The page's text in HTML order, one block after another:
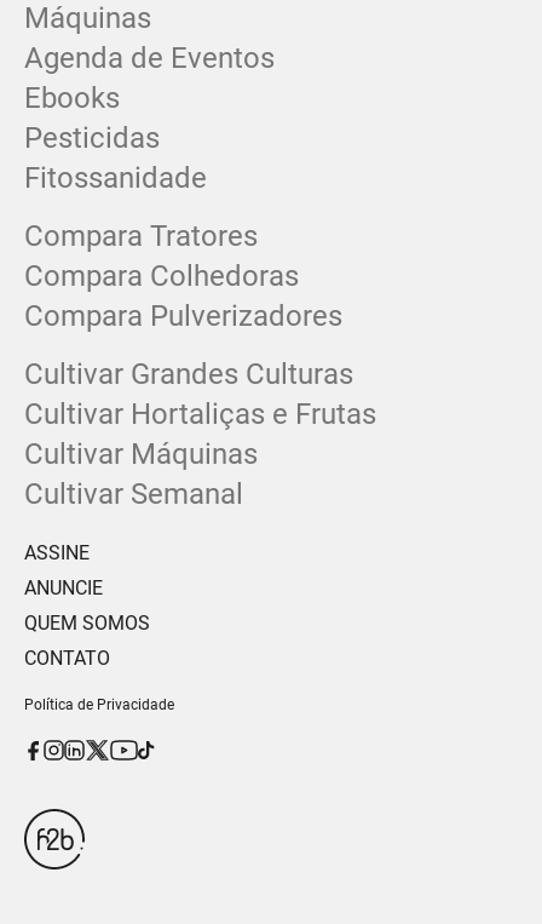
Máquinas
Agenda de Eventos
Ebooks
Pesticidas
Fitossanidade
Compara Tratores
Compara Colhedoras
Compara Pulverizadores
Cultivar Grandes Culturas
Cultivar Hortaliças e Frutas
Cultivar Máquinas
Cultivar Semanal
ASSINE
ANUNCIE
QUEM SOMOS
CONTATO
Política de Privacidade